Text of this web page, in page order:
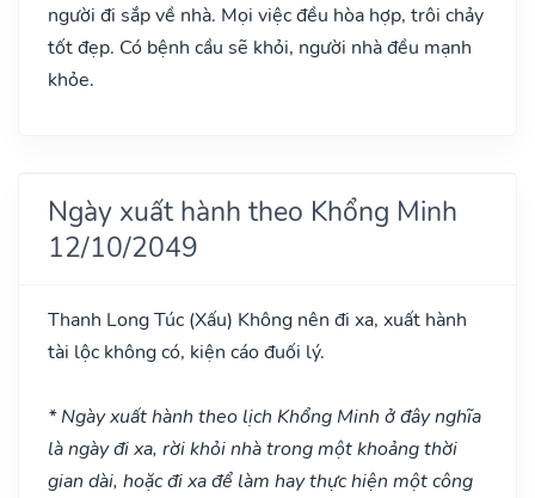
người đi sắp về nhà. Mọi việc đều hòa hợp, trôi chảy
tốt đẹp. Có bệnh cầu sẽ khỏi, người nhà đều mạnh
khỏe.
Ngày xuất hành theo Khổng Minh
12/10/2049
Thanh Long Túc (Xấu) Không nên đi xa, xuất hành
tài lộc không có, kiện cáo đuối lý.
* Ngày xuất hành theo lịch Khổng Minh ở đây nghĩa
là ngày đi xa, rời khỏi nhà trong một khoảng thời
gian dài, hoặc đi xa để làm hay thực hiện một công